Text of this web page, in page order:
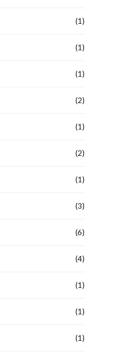
(1)
(1)
(1)
(2)
(1)
(2)
(1)
(3)
(6)
(4)
(1)
(1)
(1)